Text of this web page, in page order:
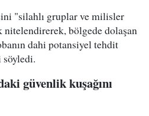
"silahlı gruplar ve milisler
bölgede dolaşan
dahi potansiyel tehdit
güvenlik kuşağını